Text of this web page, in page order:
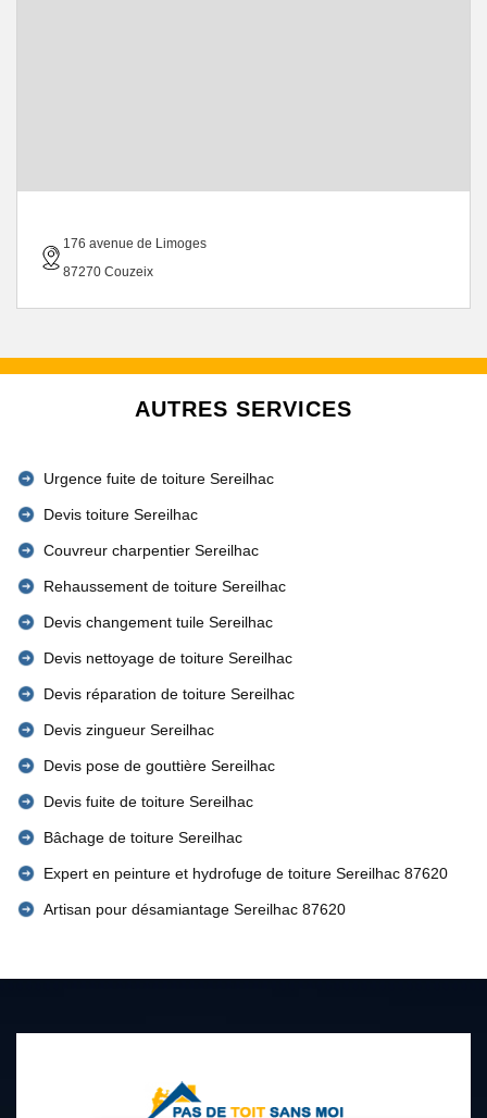
176 avenue de Limoges
87270 Couzeix
AUTRES SERVICES
Urgence fuite de toiture Sereilhac
Devis toiture Sereilhac
Couvreur charpentier Sereilhac
Rehaussement de toiture Sereilhac
Devis changement tuile Sereilhac
Devis nettoyage de toiture Sereilhac
Devis réparation de toiture Sereilhac
Devis zingueur Sereilhac
Devis pose de gouttière Sereilhac
Devis fuite de toiture Sereilhac
Bâchage de toiture Sereilhac
Expert en peinture et hydrofuge de toiture Sereilhac 87620
Artisan pour désamiantage Sereilhac 87620